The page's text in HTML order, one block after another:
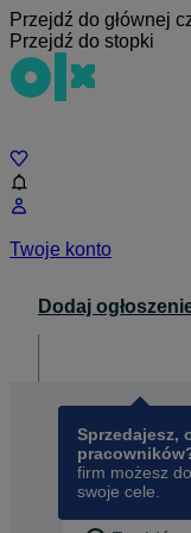
Przejdź do głównej
Przejdź do stopki
Twoje konto
Dodaj
Sprzedajesz,
firm możesz
swoje cele.